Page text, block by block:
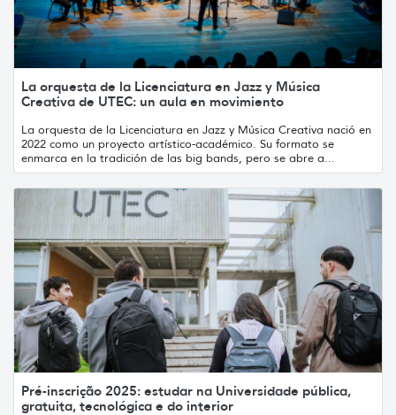
La orquesta de la Licenciatura en Jazz y Música
Creativa de UTEC: un aula en movimiento
La orquesta de la Licenciatura en Jazz y Música Creativa nació en
2022 como un proyecto artístico-académico. Su formato se
enmarca en la tradición de las big bands, pero se abre a...
Pré-inscrição 2025: estudar na Universidade pública,
gratuita, tecnológica e do interior